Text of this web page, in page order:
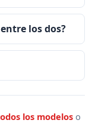
los dos?
los modeloso